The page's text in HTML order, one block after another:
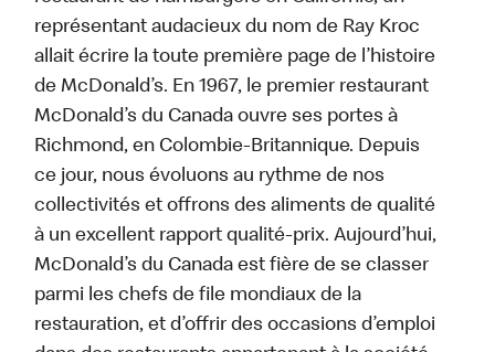
représentant audacieux du nom de Ray Kroc
allait écrire la toute première page de l’histoire
de McDonald’s. En 1967, le premier restaurant
McDonald’s du Canada ouvre ses portes à
Richmond, en Colombie-Britannique. Depuis
ce jour, nous évoluons au rythme de nos
collectivités et offrons des aliments de qualité
à un excellent rapport qualité-prix. Aujourd’hui,
McDonald’s du Canada est fière de se classer
parmi les chefs de file mondiaux de la
restauration, et d’offrir des occasions d’emploi